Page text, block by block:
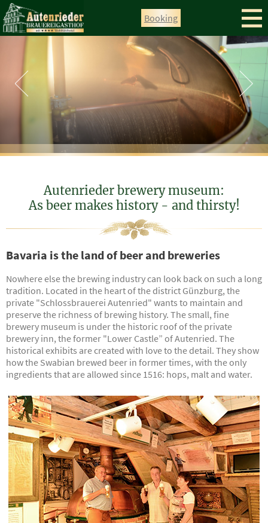
directly to the navigation
directly to the content
Booking
Autenrieder brewery museum:
As beer makes history - and thirsty!
Bavaria is the land of beer and breweries
Nowhere else the brewing industry can look back on such a long
tradition. Located in the heart of the district Günzburg, the
private "Schlossbrauerei Autenried" wants to maintain and
preserve the richness of brewing history. The small, fine
brewery museum is under the historic roof of the private
brewery inn, the former "Lower Castle” of Autenried. The
historical exhibits are created with love to the detail. They show
how the Swabian brewed beer in former times, with the only
ingredients that are allowed since 1516: hops, malt and water.